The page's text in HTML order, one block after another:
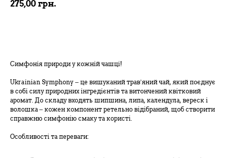
275,00 грн.
Симфонія природи у кожній чашці!
Ukrainian Symphony – це вишуканий трав’яний чай, який поєднує
в собі силу природних інгредієнтів та витончений квітковий
аромат. До складу входять шипшина, липа, календула, вереск і
волошка – кожен компонент ретельно відібраний, щоб створити
справжню симфонію смаку та користі.
Особливості та переваги: